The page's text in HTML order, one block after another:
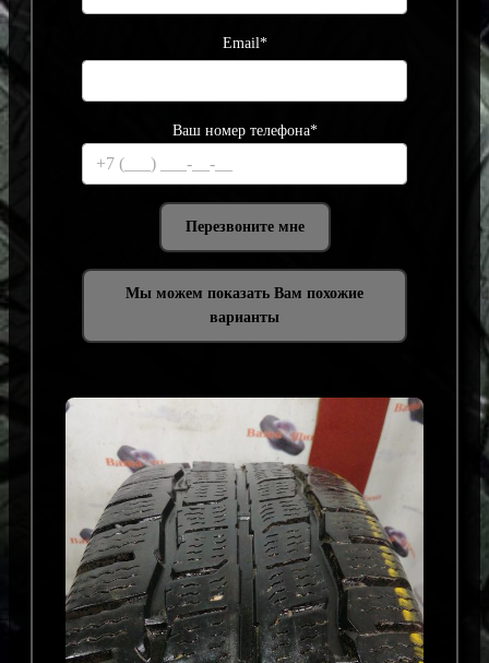
Email*
Ваш номер телефона*
Мы можем показать Вам похожие
варианты